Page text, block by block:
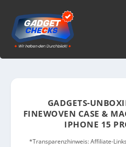
GADGETS-
FINEWOVEN CASE &
IPHONE 15
*Transparenzhinweis: Affiliate-